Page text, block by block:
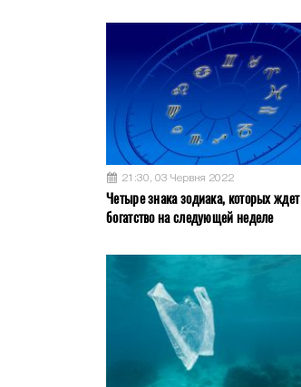
21:30, 03 Червня 2022
Четыре знака зодиака, которых ждет
богатство на следующей неделе